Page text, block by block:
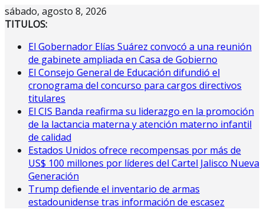
Saltar
al
sábado, agosto 8, 2026
TITULOS:
El Gobernador Elías Suárez convocó a una reunión
de gabinete ampliada en Casa de Gobierno
El Consejo General de Educación difundió el
cronograma del concurso para cargos directivos
titulares
El CIS Banda reafirma su liderazgo en la promoción
de la lactancia materna y atención materno infantil
de calidad
Estados Unidos ofrece recompensas por más de
US$ 100 millones por líderes del Cartel Jalisco Nueva
Generación
Trump defiende el inventario de armas
estadounidense tras información de escasez